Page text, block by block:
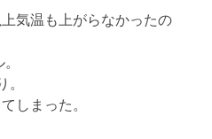
気温も上がらなかったの
しまった。